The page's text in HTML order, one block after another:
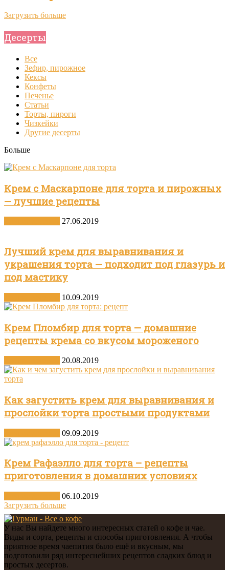
Загрузить больше
Десерты
Все
Зефир, пирожное
Кексы
Конфеты
Печенье
Статьи
Торты, пироги
Чизкейки
Другие десерты
Больше
Крем с Маскарпоне для торта и пирожных
— лучшие рецепты
27.06.2019
Лучший крем для выравнивания и
украшения торта — подходит под глазурь и
под мастику
10.09.2019
Крем Пломбир для торта — домашние
рецепты крема со вкусом мороженого
20.08.2019
Как загустить крем для выравнивания и
прослойки торта простыми продуктами
09.09.2019
Крем Рафаэлло для торта – рецепты
приготовления в домашних условиях
06.10.2019
Загрузить больше
У нас Вы найдете много интересных статей о кофе и чае.
Виды и сорта, рецепты и способы приготовления. А чтобы
приятное время чаепития было ещё и вкусным, мы
подготовили ряд интереснейших рецептов сладких блюд и
простых десертов.